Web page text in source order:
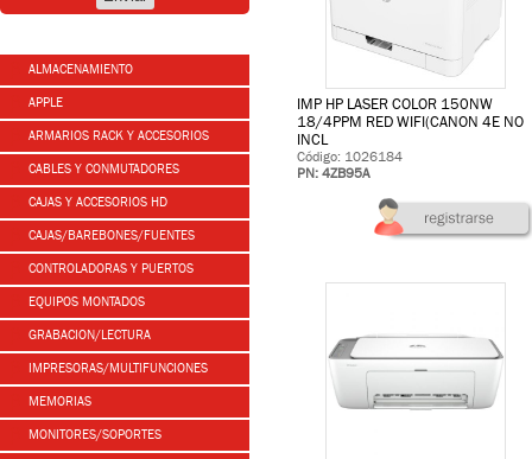
ALMACENAMIENTO
APPLE
ARMARIOS RACK Y ACCESORIOS
CABLES Y CONMUTADORES
CAJAS Y ACCESORIOS HD
CAJAS/BAREBONES/FUENTES
CONTROLADORAS Y PUERTOS
EQUIPOS MONTADOS
GRABACION/LECTURA
IMPRESORAS/MULTIFUNCIONES
MEMORIAS
MONITORES/SOPORTES
IMP HP LASER COLOR 150NW
18/4PPM RED WIFI(CANON 4E NO
INCL
Código: 1026184
PN: 4ZB95A